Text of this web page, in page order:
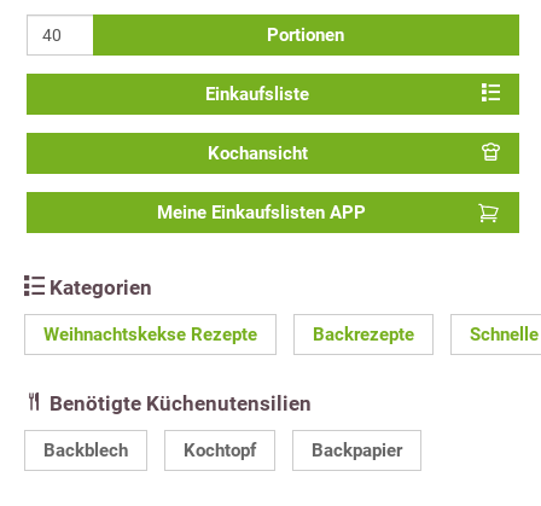
Portionen
Einkaufsliste
Kochansicht
Meine Einkaufslisten APP
Kategorien
Weihnachtskekse Rezepte Backrezepte
Benötigte Küchenutensilien
Backblech Kochtopf Backpapier